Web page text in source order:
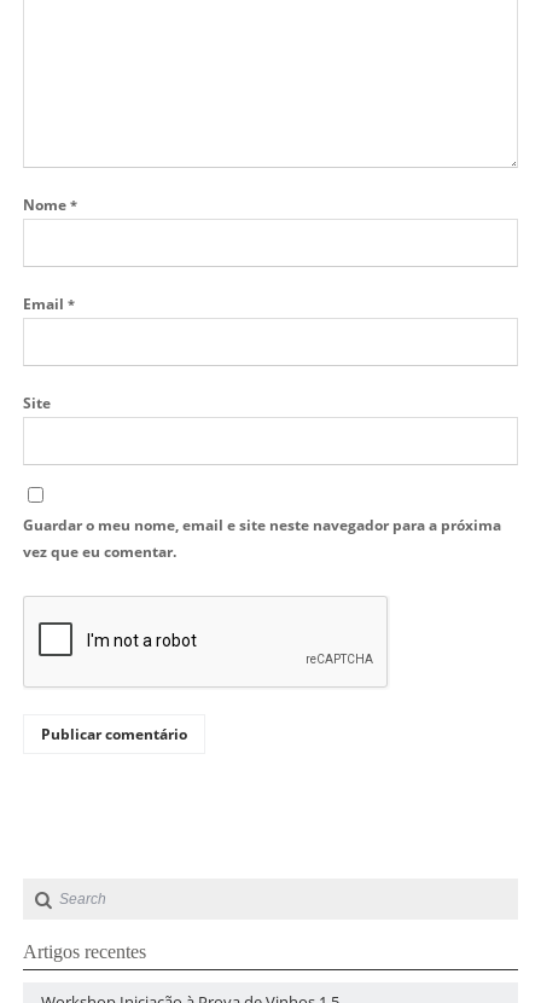
Nome *
Email *
Site
Guardar o meu nome, email e site neste navegador para a próxima
vez que eu comentar.
Artigos recentes